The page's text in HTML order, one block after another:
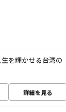
を輝かせる台湾の
詳細を見る